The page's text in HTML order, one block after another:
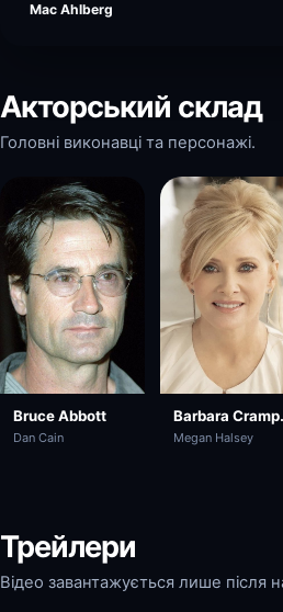
Mac Ahlberg
Акторський склад
Головні виконавці та персонажі.
Bruce Abbott
Dan Cain Megan Halsey
Трейлери
Відео завантажується лише після